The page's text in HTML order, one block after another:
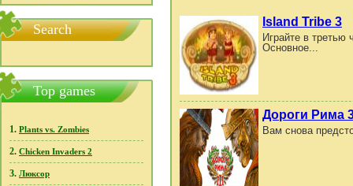
Search
Top games
1. Plants vs. Zombies
2. Chicken Invaders 2
3. Люксор
Island Tribe 3
Играйте в третью
Основное...
Дороги Рима
Вам снова